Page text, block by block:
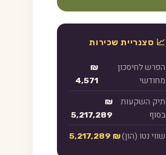
📈 סצנריית שכירות
הפרש לחיסכון
מחודשי
₪
4,571
תיק השקעות
בסוף
₪
5,217,289
שווי נטו (הון)₪ 5,217,289